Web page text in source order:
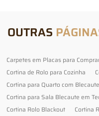
OUTRAS
Carpetes em Placas para
Cortina de Rolo para Cozinha
Cortina para Quarto com
Cortina para Sala Blecaute em
Cortina Rolo Blackout
Cortina